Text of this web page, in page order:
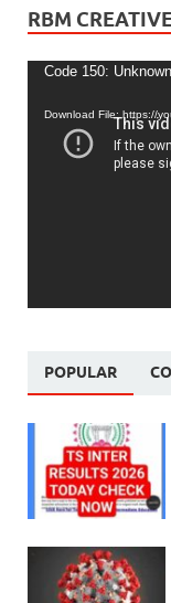
RBM
Video
Code 150:
Download File: https://
POPULAR